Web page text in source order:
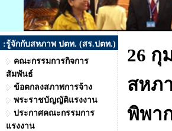
:รู้จักกับสหภาพ ปตท. (สร.ปตท.)
คณะกรรมการกิจการ
สัมพันธ์
ข้อตกลงสภาพการจ้าง
พระราชบัญญัติแรงงาน
ประกาศคณะกรรมการ
แรงงาน
26 กุ
สหภ
พิพา